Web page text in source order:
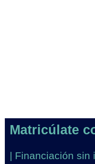
Matricúlate
| Financiación sin